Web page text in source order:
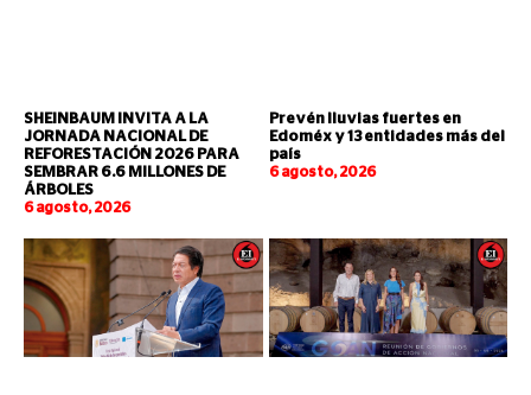
SHEINBAUM INVITA A LA
JORNADA NACIONAL DE
REFORESTACIÓN 2026 PARA
SEMBRAR 6.6 MILLONES DE
ÁRBOLES
6 agosto, 2026
Prevén lluvias fuertes en
Edoméx y 13 entidades más del
país
6 agosto, 2026